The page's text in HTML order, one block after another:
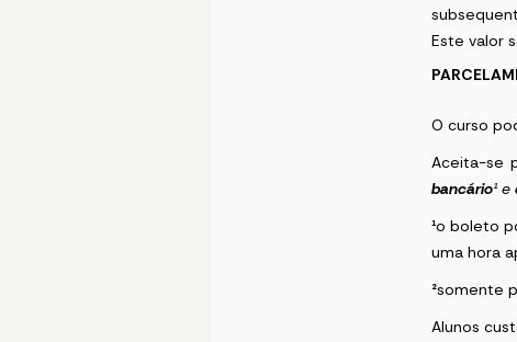
Este valor
O curso
Aceita-se
bancário¹e
¹o boleto
uma hora
²somente
Alunos